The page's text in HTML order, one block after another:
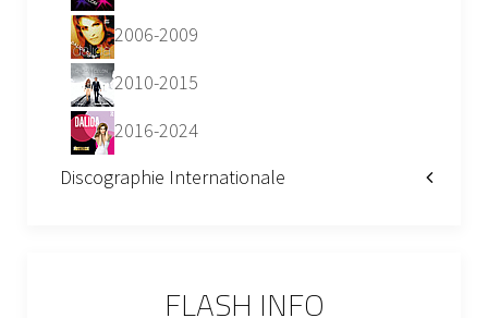
2006-2009
2010-2015
2016-2024
Discographie Internationale
FLASH INFO